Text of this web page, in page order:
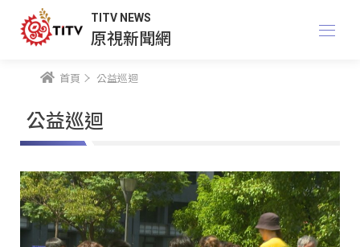
TITV NEWS
原視新聞網
首頁 公益巡迴
公益巡迴